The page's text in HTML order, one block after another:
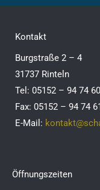
Kontakt
Burgstraße 2 – 4
31737 Rinteln
Tel: 05152 – 94 74 60
Fax: 05152 – 94 74
E-Mail:
Öffnungszeiten